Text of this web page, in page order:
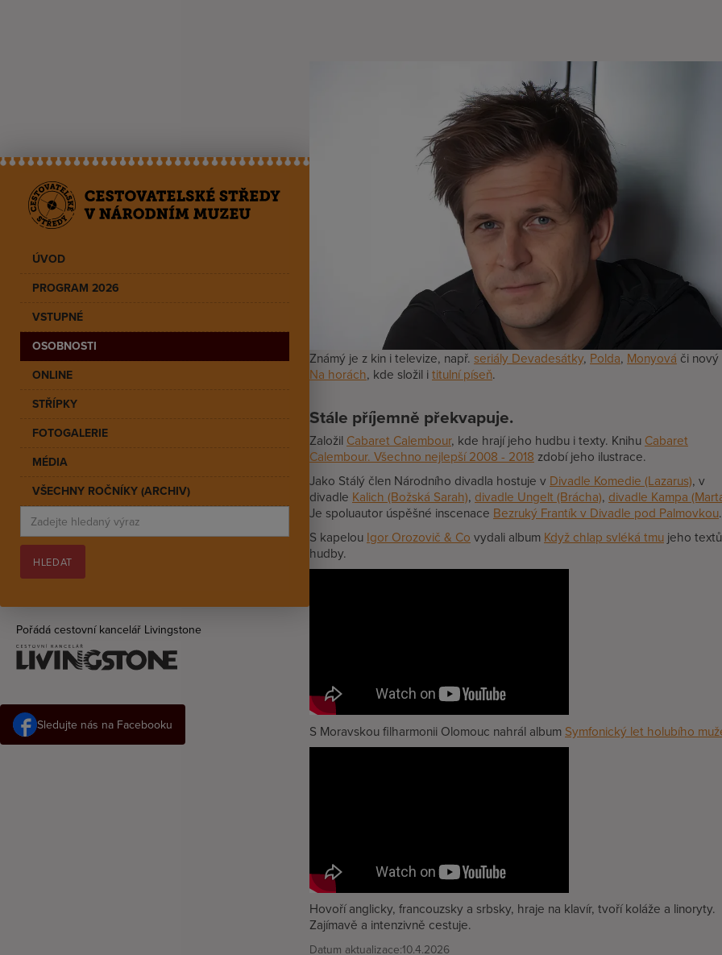
ÚVOD
PROGRAM 2026
VSTUPNÉ
OSOBNOSTI
ONLINE
STŘÍPKY
FOTOGALERIE
MÉDIA
VŠECHNY ROČNÍKY (ARCHIV)
Pořádá cestovní kancelář Livingstone
Sledujte nás na Facebooku
Známý je z kin i televize, např. seriály Devadesátky, Polda, Monyová či nový
Na horách, kde složil ititulní píseň.
Stále příjemně překvapuje.
Založil Cabaret Calembour, kde hrají jeho hudbu i texty. Knihu Cabaret
Calembour. Všechno nejlepší 2008 - 2018 zdobí jeho ilustrace.
Jako Stálý člen Národního divadla hostuje v Divadle Komedie (Lazarus), v
divadle Kalich (Božská Sarah), divadle Ungelt (Brácha), divadle Kampa
Je spoluautor úspěšné inscenace Bezruký Frantík v Divadle pod Palmovkou.
S kapelou Igor Orozovič & Co vydali album Když chlap svléká tmu jeho
hudby.
S Moravskou filharmonii Olomouc nahrál album Symfonický let holubího
Hovoří anglicky, francouzsky a srbsky, hraje na klavír, tvoří koláže a linoryty.
Zajímavě a intenzivně cestuje.
Datum aktualizace:10.4.2026